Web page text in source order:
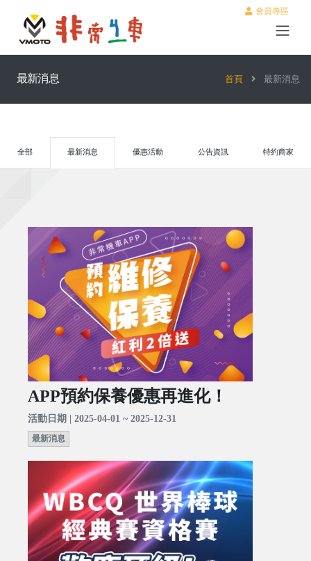
會員專區
最新消息 首頁 最新消息
全部 最新消息 優惠活動 公告資訊 特約商家
APP預約保養優惠再進化！
活動日期 | 2025-04-01 ~ 2025-12-31
最新消息